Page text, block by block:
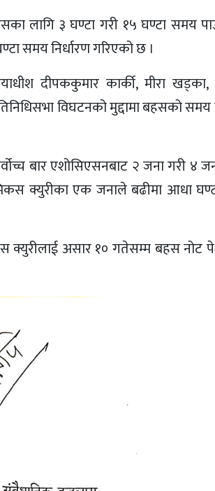
लागि ३ घण्टा गरी १५ घण्टा समय
समय निर्धारण गरिएको छ ।
दीपककुमार कार्की, मीरा खड्का,
विघटनको मुद्दामा बहसको
बार एशोसिएसनबाट २ जना गरी ४
क्युरीका एक जनाले बढीमा आधा
क्युरीलाई असार १० गतेसम्म बहस नोट